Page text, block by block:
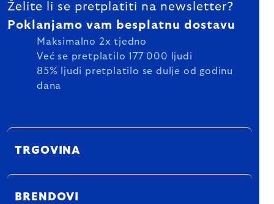
Želite li se pretplatiti na newsletter?
Poklanjamo vam besplatnu dostavu
Maksimalno 2x tjedno
Već se pretplatilo 177 000 ljudi
85% ljudi pretplatilo se dulje od godinu
dana
TRGOVINA
BRENDOVI